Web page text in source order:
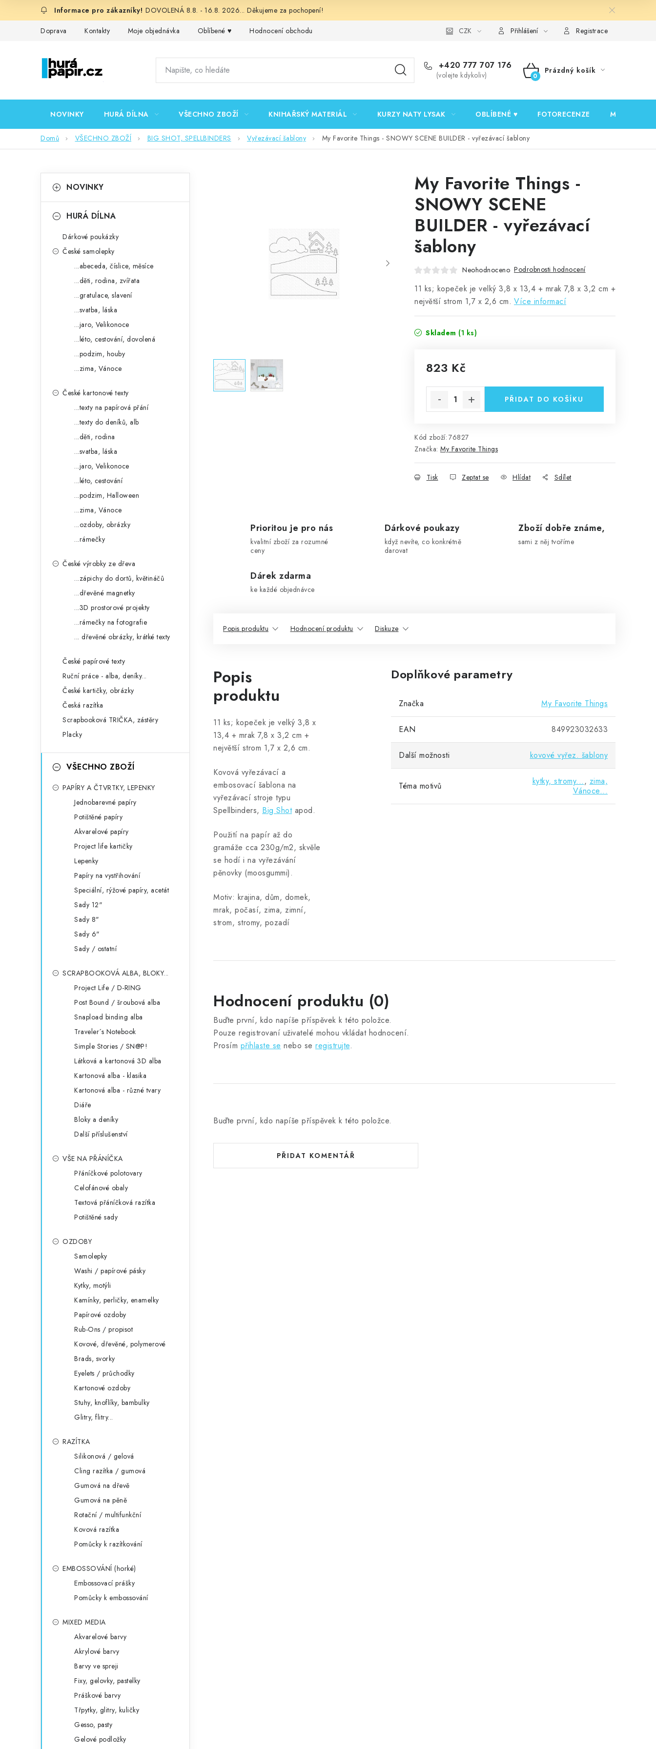
DOVOLENÁ 8.8. - 16.8. 2026... Děkujeme za pochopení!
Doprava Kontakty Moje objednávka Oblíbené ♥️ Hodnocení obchodu Podmínky ochrany osobních údajů Ověřování recenzí
CZK Přihlášení Registrace
+420 777 707 176
(volejte kdykoliv)
NÁKUPNÍ
Prázdný košík
NOVINKY HURÁ DÍLNA VŠECHNO ZBOŽÍ KNIHAŘSKÝ MATERIÁL KURZY NATY LYSAK OBLÍBENÉ ♥️ FOTORECENZE MOJE
Domů VŠECHNO ZBOŽÍ BIG SHOT, SPELLBINDERS Vyřezávací šablony My Favorite Things - SNOWY SCENE BUILDER - vyřezávací šablony
okategorie
a
NOVINKY
HURÁ DÍLNA
Dárkové poukázky
České samolepky
...abeceda, číslice, měsíce
...děti, rodina, zvířata
...gratulace, slavení
...svatba, láska
...jaro, Velikonoce
...léto, cestování, dovolená
...podzim, houby
...zima, Vánoce
České kartonové texty
...texty na papírová přání
...texty do deníků, alb
...děti, rodina
...svatba, láska
...jaro, Velikonoce
...léto, cestování
...podzim, Halloween
...zima, Vánoce
...ozdoby, obrázky
...rámečky
České výrobky ze dřeva
...zápichy do dortů, květináčů
...dřevěné magnetky
...3D prostorové projekty
...rámečky na fotografie
... dřevěné obrázky, krátké texty
České papírové texty
Ruční práce - alba, deníky...
České kartičky, obrázky
Česká razítka
Scrapbooková TRIČKA, zástěry
Placky
VŠECHNO ZBOŽÍ
PAPÍRY A ČTVRTKY, LEPENKY
Jednobarevné papíry
Potištěné papíry
Akvarelové papíry
Project life kartičky
Lepenky
Papíry na vystřihování
Speciální, rýžové papíry, acetát
Sady 12"
Sady 8"
Sady 6"
Sady / ostatní
SCRAPBOOKOVÁ ALBA, BLOKY...
Project Life / D-RING
Post Bound / šroubová alba
Snapload binding alba
Traveler´s Notebook
Simple Stories / SN@P!
Látková a kartonová 3D alba
Kartonová alba - klasika
Kartonová alba - různé tvary
Diáře
Bloky a deníky
Další příslušenství
VŠE NA PŘÁNÍČKA
Přáníčkové polotovary
Celofánové obaly
Textová přáníčková razítka
Potištěné sady
OZDOBY
Samolepky
Washi / papírové pásky
Kytky, motýli
Kamínky, perličky, enamelky
Papírové ozdoby
Rub-Ons / propisot
Kovové, dřevěné, polymerové
Brads, svorky
Eyelets / průchodky
Kartonové ozdoby
Stuhy, knoflíky, bambulky
Glitry, flitry...
RAZÍTKA
Silikonová / gelová
Cling razítka / gumová
Gumová na dřevě
Gumová na pěně
Rotační / multifunkční
Kovová razítka
Pomůcky k razítkování
EMBOSSOVÁNÍ (horké)
Embossovací prášky
Pomůcky k embossování
MIXED MEDIA
Akvarelové barvy
Akrylové barvy
Barvy ve spreji
Fixy, gelovky, pastelky
Práškové barvy
Třpytky, glitry, kuličky
Gesso, pasty
Gelové podložky
My Favorite Things -
SNOWY SCENE
BUILDER - vyřezávací
šablony
Neohodnoceno Podrobnosti hodnocení
11 ks; kopeček je velký 3,8 x 13,4 + mrak 7,8 x 3,2 cm +
největší strom 1,7 x 2,6 cm. Více informací
Skladem (1 ks)
823 Kč
PŘIDAT DO KOŠÍKU
Kód zboží: 76827
Značka: My Favorite Things
Tisk Zeptat se Hlídat Sdílet
Prioritou je pro nás
kvalitní zboží za rozumné
ceny
Dárkové poukazy
když nevíte, co konkrétně
darovat
Zboží dobře známe,
sami z něj tvoříme
Dárek zdarma
ke každé objednávce
Popis produktu Hodnocení produktu Diskuze
Popis
produktu
11 ks; kopeček je velký 3,8 x
13,4 + mrak 7,8 x 3,2 cm +
největší strom 1,7 x 2,6 cm.
Kovová vyřezávací a
embosovací šablona na
vyřezávací stroje typu
Spellbinders, Big Shotapod.
Použití na papír až do
gramáže cca 230g/m2, skvěle
se hodí i na vyřezávání
pěnovky (moosgummi).
Motiv: krajina, dům, domek,
mrak, počasí, zima, zimní,
strom, stromy, pozadí
Doplňkové parametry
Značka My Favorite Things
EAN 849923032633
Další možnosti kovové vyřez. šablony
Téma motivů kytky, stromy..., zima,
Vánoce...
Hodnocení produktu (0)
Buďte první, kdo napíše příspěvek k této položce.
Pouze registrovaní uživatelé mohou vkládat hodnocení.
Prosím přihlaste se nebo se registrujte.
Buďte první, kdo napíše příspěvek k této položce.
PŘIDAT KOMENTÁŘ